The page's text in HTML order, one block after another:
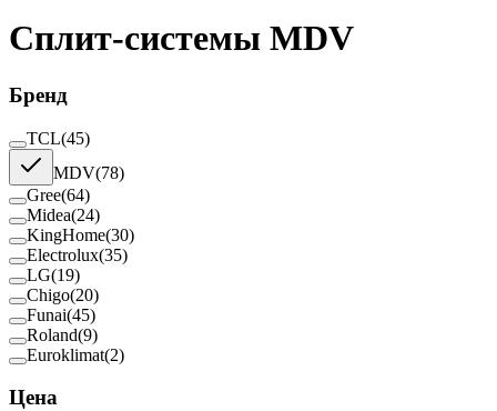
Сплит-системы MDV
Бренд
TCL(45)
MDV(78)
Gree(64)
Midea(24)
KingHome(30)
Electrolux(35)
LG(19)
Chigo(20)
Funai(45)
Roland(9)
Euroklimat(2)
Цена